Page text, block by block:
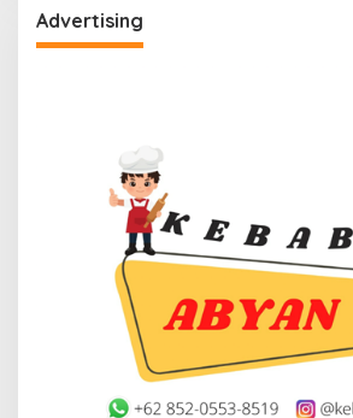
Advertising